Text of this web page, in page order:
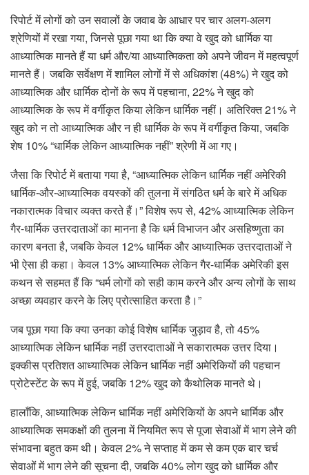
रिपोर्ट में लोगों को उन सवालों के जवाब के आधार पर चार अलग-अलग
श्रेणियों में रखा गया, जिनसे पूछा गया था कि क्या वे खुद को धार्मिक या
आध्यात्मिक मानते हैं या धर्म और/या आध्यात्मिकता को अपने जीवन में महत्वपूर्ण
मानते हैं। जबकि सर्वेक्षण में शामिल लोगों में से अधिकांश (48%) ने खुद को
आध्यात्मिक और धार्मिक दोनों के रूप में पहचाना, 22% ने खुद को
आध्यात्मिक के रूप में वर्गीकृत किया लेकिन धार्मिक नहीं। अतिरिक्त 21% ने
खुद को न तो आध्यात्मिक और न ही धार्मिक के रूप में वर्गीकृत किया, जबकि
शेष 10% “धार्मिक लेकिन आध्यात्मिक नहीं” श्रेणी में आ गए।
जैसा कि रिपोर्ट में बताया गया है, “आध्यात्मिक लेकिन धार्मिक नहीं अमेरिकी
धार्मिक-और-आध्यात्मिक वयस्कों की तुलना में संगठित धर्म के बारे में अधिक
नकारात्मक विचार व्यक्त करते हैं।” विशेष रूप से, 42% आध्यात्मिक लेकिन
गैर-धार्मिक उत्तरदाताओं का मानना ​​है कि धर्म विभाजन और असहिष्णुता का
कारण बनता है, जबकि केवल 12% धार्मिक और आध्यात्मिक उत्तरदाताओं ने
भी ऐसा ही कहा। केवल 13% आध्यात्मिक लेकिन गैर-धार्मिक अमेरिकी इस
कथन से सहमत हैं कि “धर्म लोगों को सही काम करने और अन्य लोगों के साथ
अच्छा व्यवहार करने के लिए प्रोत्साहित करता है।”
जब पूछा गया कि क्या उनका कोई विशेष धार्मिक जुड़ाव है, तो 45%
आध्यात्मिक लेकिन धार्मिक नहीं उत्तरदाताओं ने सकारात्मक उत्तर दिया।
इक्कीस प्रतिशत आध्यात्मिक लेकिन धार्मिक नहीं अमेरिकियों की पहचान
प्रोटेस्टेंट के रूप में हुई, जबकि 12% खुद को कैथोलिक मानते थे।
हालाँकि, आध्यात्मिक लेकिन धार्मिक नहीं अमेरिकियों के अपने धार्मिक और
आध्यात्मिक समकक्षों की तुलना में नियमित रूप से पूजा सेवाओं में भाग लेने की
संभावना बहुत कम थी। केवल 2% ने सप्ताह में कम से कम एक बार चर्च
सेवाओं में भाग लेने की सूचना दी, जबकि 40% लोग खुद को धार्मिक और